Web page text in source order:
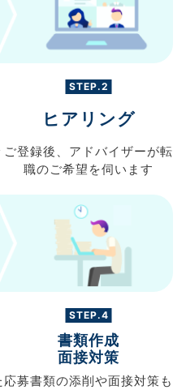
STEP.2
ヒアリング
ご登録後、 アドバイザーが転
職のご希望を伺います
STEP.4
書類作成
面接対策
応募書類の添削や面接対策も